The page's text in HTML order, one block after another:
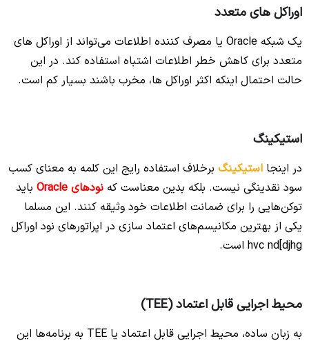
اوراکل های متعدد
یک شبکه Oracle یا مصرف کننده اطلاعات می‌تواند از اوراکل های
متعدد برای کاهش خطر اطلاعات اشتباه استفاده کند. در این
حالت احتمال اینکه اکثر اوراکل ها، مخرب باشند بسیار کم است.
استیکینگ
در اینجا استیکینگ برخلاف استفاده رایج این کلمه به معنای کسب
سود نقدینگی نیست. بلکه بدین معناست که نودهای Oracle
باید
توکن‌هایی را برای ضمانت اطلاعات خود وثیقه کنند. این مسلما
یکی از بهترین مکانیسم‌های اعتماد سازی در اپراتورهای نود اوراکل
hvc nd[djhg است.
محیط اجرایی قابل اعتماد (TEE)
به زبان ساده، محیط اجرایی قابل اعتماد یا TEE به برنامه‌ها این